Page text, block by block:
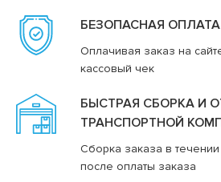
БЕЗОПАСНАЯ ОПЛАТА
Оплачивая заказ на
кассовый чек
БЫСТРАЯ СБОРКА И
ТРАНСПОРТНОЙ
Сборка заказа в
после оплаты заказа